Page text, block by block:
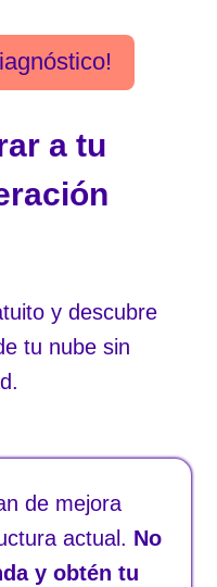
a tu
y descubre
tu nube sin
de mejora
actual. No
y obtén tu